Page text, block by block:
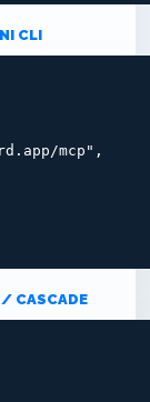
CLI
mcp",
CASCADE